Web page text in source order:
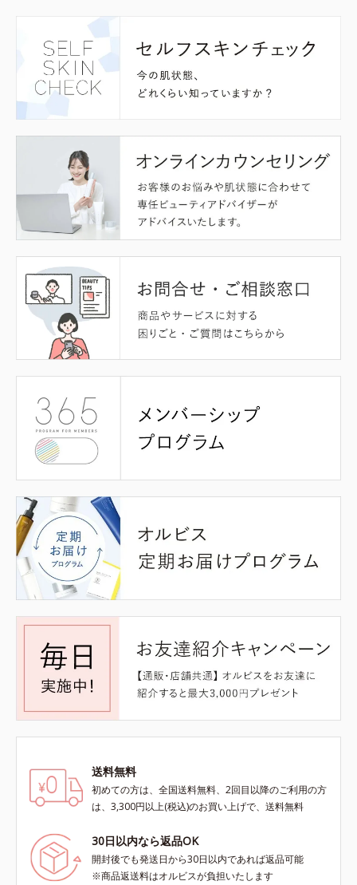
送料無料
初めての方は、全国送料無料、2回目以降のご利用の方
は、3,300円以上(税込)のお買い上げで、送料無料
30日以内なら返品OK
開封後でも発送日から30日以内であれば返品可能
※商品返送料はオルビスが負担いたします